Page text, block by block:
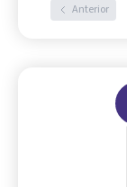
Anterior